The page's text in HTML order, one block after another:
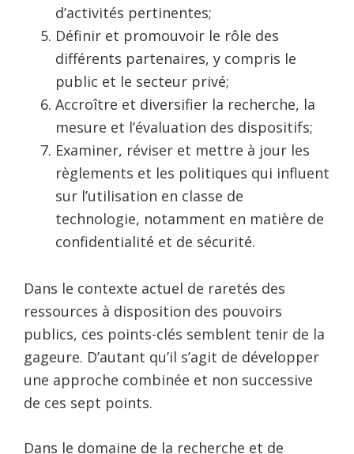
d’activités pertinentes;
Définir et promouvoir le rôle des
différents partenaires, y compris le
public et le secteur privé;
Accroître et diversifier la recherche, la
mesure et l’évaluation des dispositifs;
Examiner, réviser et mettre à jour les
règlements et les politiques qui influent
sur l’utilisation en classe de
technologie, notamment en matière de
confidentialité et de sécurité.
Dans le contexte actuel de raretés des
ressources à disposition des pouvoirs
publics, ces points-clés semblent tenir de la
gageure. D’autant qu’il s’agit de développer
une approche combinée et non successive
de ces sept points.
Dans le domaine de la recherche et de